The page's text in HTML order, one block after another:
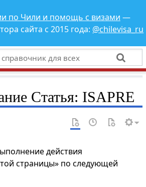
по Чили и помощь с визами —
сайта с 2015 года: @chilevisa_ru
Статья: ISAPRE
действия
страницы» по следующей